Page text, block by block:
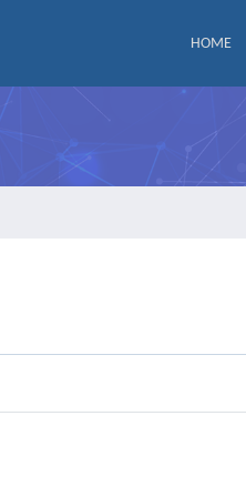
HOME